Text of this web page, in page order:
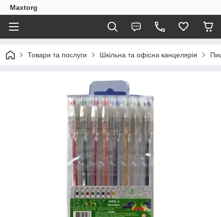
Maxtorg
Товари та послуги Шкільна та офісна канцелярія